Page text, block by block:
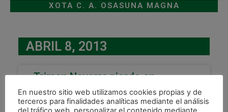
XOTA C. A. OSASUNA MAGNA
ABRIL 8, 2013
Triman Navarra pierde en
Segovia con polémica arbitral
Caja Segovia se llevó los tres puntos un partido
En nuestro sitio web utilizamos cookies propias y de
terceros para finalidades analíticas mediante el análisis